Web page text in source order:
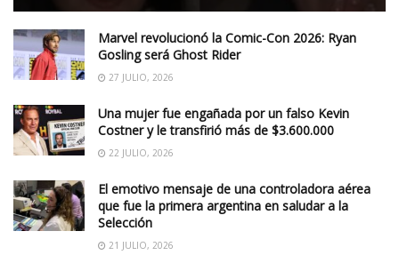
Marvel revolucionó la Comic-Con 2026: Ryan
Gosling será Ghost Rider
27 JULIO, 2026
Una mujer fue engañada por un falso Kevin
Costner y le transfirió más de $3.600.000
22 JULIO, 2026
El emotivo mensaje de una controladora aérea
que fue la primera argentina en saludar a la
Selección
21 JULIO, 2026